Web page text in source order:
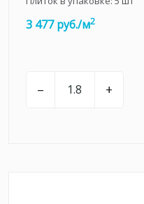
3 477 руб./м2
– +